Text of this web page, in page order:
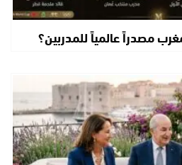
مصدراً عالمياً للمدربين؟